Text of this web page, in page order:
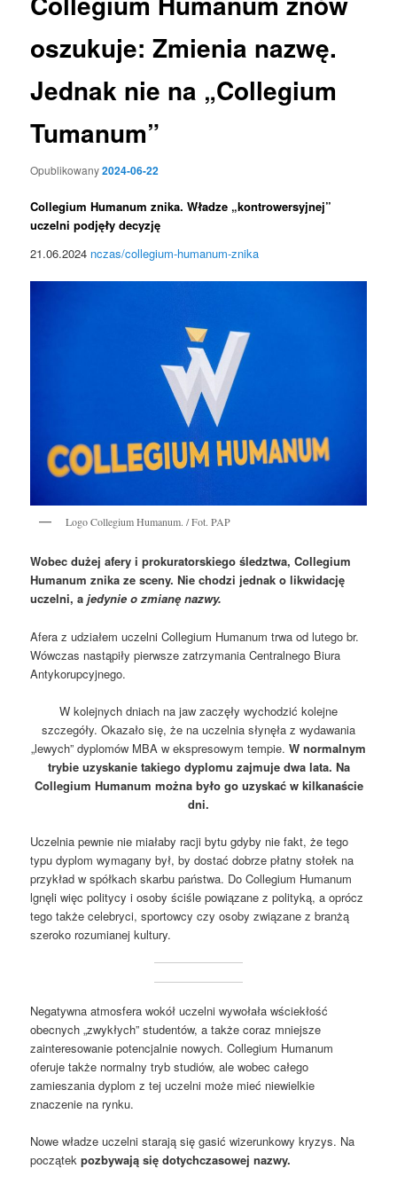
oszukuje: Zmienia nazwę.
Jednak nie na „Collegium
Tumanum”
Opublikowany2024-06-22
Collegium Humanum znika. Władze „kontrowersyjnej”
uczelni podjęły decyzję
21.06.2024 nczas/collegium-humanum-znika
Logo Collegium Humanum. / Fot. PAP
Wobec dużej afery i prokuratorskiego śledztwa, Collegium
Humanum znika ze sceny. Nie chodzi jednak o likwidację
uczelni, a jedynie o zmianę nazwy.
Afera z udziałem uczelni Collegium Humanum trwa od lutego br.
Wówczas nastąpiły pierwsze zatrzymania Centralnego Biura
Antykorupcyjnego.
W kolejnych dniach na jaw zaczęły wychodzić kolejne
szczegóły. Okazało się, że na uczelnia słynęła z wydawania
„lewych” dyplomów MBA w ekspresowym tempie. W normalnym
trybie uzyskanie takiego dyplomu zajmuje dwa lata. Na
Collegium Humanum można było go uzyskać w kilkanaście
dni.
Uczelnia pewnie nie miałaby racji bytu gdyby nie fakt, że tego
typu dyplom wymagany był, by dostać dobrze płatny stołek na
przykład w spółkach skarbu państwa. Do Collegium Humanum
lgnęli więc politycy i osoby ściśle powiązane z polityką, a oprócz
tego także celebryci, sportowcy czy osoby związane z branżą
szeroko rozumianej kultury.
Negatywna atmosfera wokół uczelni wywołała wściekłość
obecnych „zwykłych” studentów, a także coraz mniejsze
zainteresowanie potencjalnie nowych. Collegium Humanum
oferuje także normalny tryb studiów, ale wobec całego
zamieszania dyplom z tej uczelni może mieć niewielkie
znaczenie na rynku.
Nowe władze uczelni starają się gasić wizerunkowy kryzys. Na
początekpozbywają się dotychczasowej nazwy.